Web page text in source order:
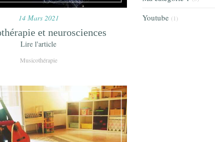
14 Mars 2021
et neurosciences
Lire l'article
Musicothérapie
Youtube (1)